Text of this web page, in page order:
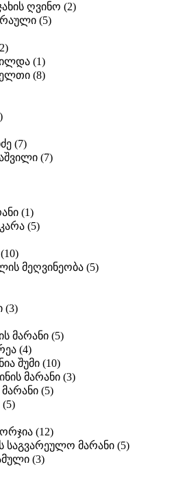
ღვინო (2)
(5)
(1)
(8)
(7)
(7)
(1)
(5)
მეღვინეობა (5)
(3)
მარანი (5)
(4)
შუმი (10)
მარანი (3)
(5)
(12)
საგვარეულო მარანი (5)
(3)